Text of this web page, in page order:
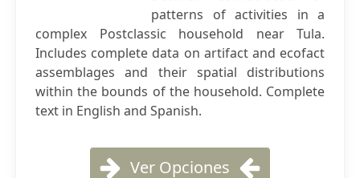
patterns of activities in a
complex Postclassic household near Tula.
Includes complete data on artifact and ecofact
assemblages and their spatial distributions
within the bounds of the household. Complete
text in English and Spanish.
Ver Opciones